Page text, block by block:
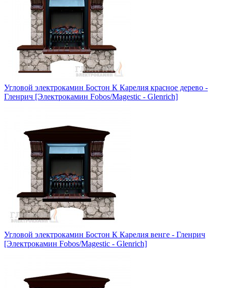
Угловой электрокамин Бостон К Карелия красное дерево -
Гленрич [Электрокамин Fobos/Magestic - Glenrich]
Угловой электрокамин Бостон К Карелия венге - Гленрич
[Электрокамин Fobos/Magestic - Glenrich]